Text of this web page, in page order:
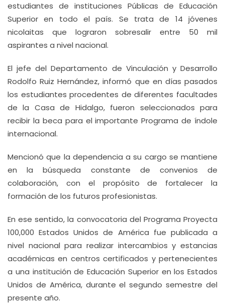
estudiantes de instituciones Públicas de Educación
Superior en todo el país. Se trata de 14 jóvenes
nicolaitas que lograron sobresalir entre 50 mil
aspirantes a nivel nacional.
El jefe del Departamento de Vinculación y Desarrollo
Rodolfo Ruiz Hernández, informó que en días pasados
los estudiantes procedentes de diferentes facultades
de la Casa de Hidalgo, fueron seleccionados para
recibir la beca para el importante Programa de índole
internacional.
Mencionó que la dependencia a su cargo se mantiene
en la búsqueda constante de convenios de
colaboración, con el propósito de fortalecer la
formación de los futuros profesionistas.
En ese sentido, la convocatoria del Programa Proyecta
100,000 Estados Unidos de América fue publicada a
nivel nacional para realizar intercambios y estancias
académicas en centros certificados y pertenecientes
a una institución de Educación Superior en los Estados
Unidos de América, durante el segundo semestre del
presente año.